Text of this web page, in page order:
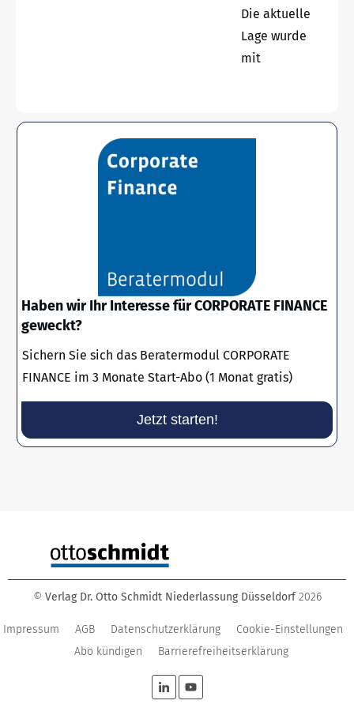
Die aktuelle
Lage wurde
mit
Haben wir Ihr Interesse für CORPORATE FINANCE
geweckt?
Sichern Sie sich das Beratermodul CORPORATE
FINANCE im 3 Monate Start-Abo (1 Monat gratis)
Jetzt starten!
© Verlag Dr. Otto Schmidt Niederlassung Düsseldorf 2026
Impressum AGB Datenschutzerklärung
Cookie-Einstellungen
Abo kündigen
Barrierefreiheitserklärung